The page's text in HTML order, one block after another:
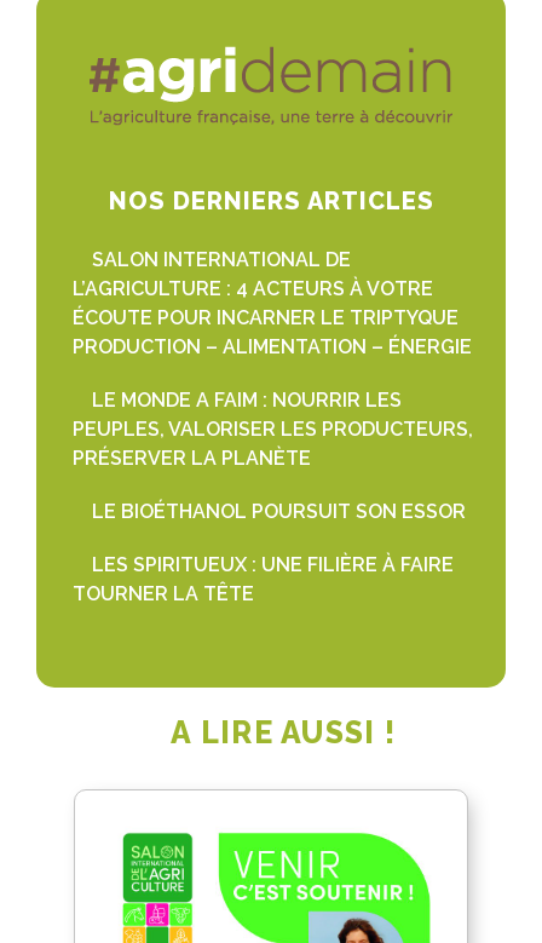
NOS DERNIERS ARTICLES
SALON INTERNATIONAL DE
L’AGRICULTURE : 4 ACTEURS À VOTRE
ÉCOUTE POUR INCARNER LE TRIPTYQUE
PRODUCTION – ALIMENTATION – ÉNERGIE
LE MONDE A FAIM : NOURRIR LES
PEUPLES, VALORISER LES PRODUCTEURS,
PRÉSERVER LA PLANÈTE
LE BIOÉTHANOL POURSUIT SON ESSOR
LES SPIRITUEUX : UNE FILIÈRE À FAIRE
TOURNER LA TÊTE
A LIRE AUSSI !